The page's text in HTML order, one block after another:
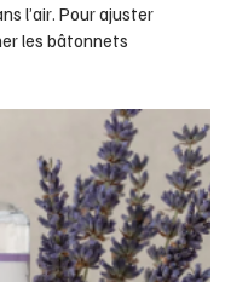
l’air. Pour ajuster
les bâtonnets